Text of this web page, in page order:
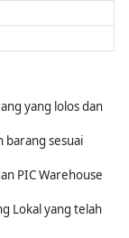
yang lolos dan
barang sesuai
PIC Warehouse
Lokal yang telah